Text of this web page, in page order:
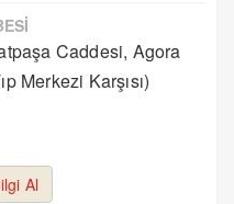
Caddesi, Agora
Merkezi Karşısı)
Al